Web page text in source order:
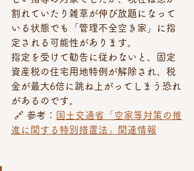
割れていたり雑草が伸び放題になって
いる状態でも「管理不全空き家」に指
定される可能性があります。
指定を受けて勧告に従わないと、固定
資産税の住宅用地特例が解除され、税
金が最大6倍に跳ね上がってしまう恐れ
があるのです。
🔗 参考： 国土交通省「空家等対策の推
進に関する特別措置法」関連情報